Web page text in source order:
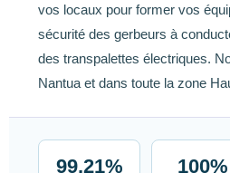
vos locaux pour former vos
sécurité des gerbeurs à
des transpalettes électriques.
Nantua et dans toute la zone
99,21% 100%